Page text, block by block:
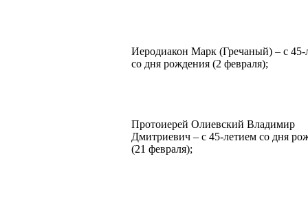
Иеродиакон Марк (Гречаный) – с 45-
со дня рождения (2 февраля);
Протоиерей Олиевский Владимир
Дмитриевич – с 45-летием со дня
(21 февраля);